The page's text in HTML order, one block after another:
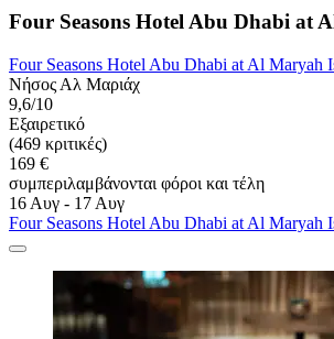
Four Seasons Hotel Abu Dhabi at
Four Seasons Hotel Abu Dhabi at Al Maryah
Νήσος Αλ Μαριάχ
9,6/10
Εξαιρετικό
(469 κριτικές)
169 €
συμπεριλαμβάνονται φόροι και τέλη
16 Αυγ - 17 Αυγ
Four Seasons Hotel Abu Dhabi at Al Maryah